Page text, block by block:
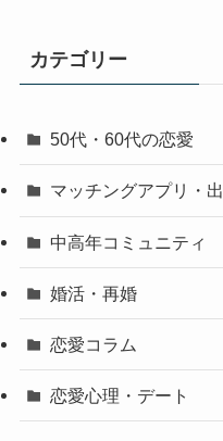
カテゴリー
50代・60代の恋愛
マッチングアプリ・
中高年コミュニティ
婚活・再婚
恋愛コラム
恋愛心理・デート